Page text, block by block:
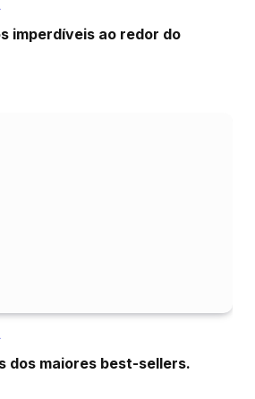
imperdíveis ao redor do
dos maiores best-sellers.